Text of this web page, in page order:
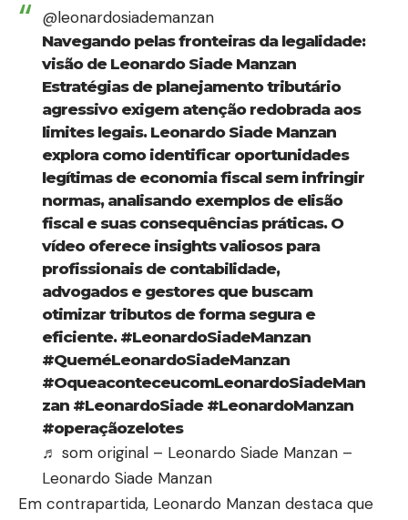
@leonardosiademanzan
Navegando pelas fronteiras da legalidade:
visão de Leonardo Siade Manzan
Estratégias de planejamento tributário
agressivo exigem atenção redobrada aos
limites legais. Leonardo Siade Manzan
explora como identificar oportunidades
legítimas de economia fiscal sem infringir
normas, analisando exemplos de elisão
fiscal e suas consequências práticas. O
vídeo oferece insights valiosos para
profissionais de contabilidade,
advogados e gestores que buscam
otimizar tributos de forma segura e
eficiente. #LeonardoSiadeManzan
#QueméLeonardoSiadeManzan
#OqueaconteceucomLeonardoSiadeMan
zan #LeonardoSiade #LeonardoManzan
#operaçãozelotes
♬ som original – Leonardo Siade Manzan –
Leonardo Siade Manzan
Em contrapartida, Leonardo Manzan destaca que